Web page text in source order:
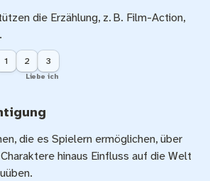
die Erzählung, z. B. Film-Action,
1 2 3
Liebe ich
die es Spielern ermöglichen, über
hinaus Einfluss auf die Welt